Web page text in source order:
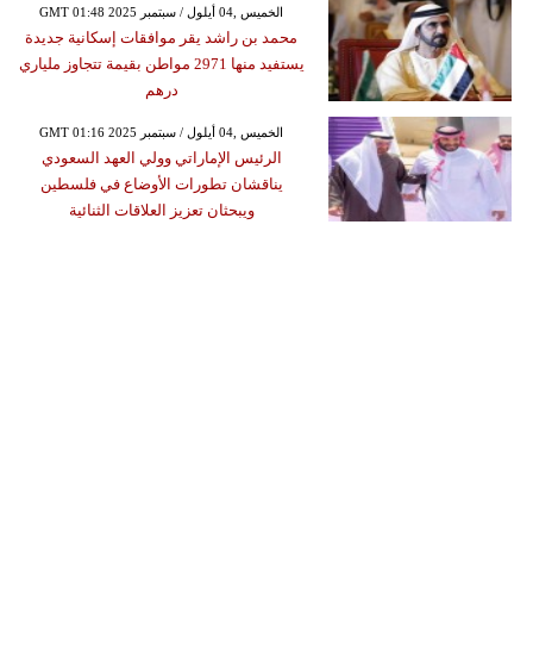
GMT 01:48 2025 الخميس ,04 أيلول / سبتمبر
محمد بن راشد يقر موافقات إسكانية جديدة
يستفيد منها 2971 مواطن بقيمة تتجاوز ملياري
درهم
GMT 01:16 2025 الخميس ,04 أيلول / سبتمبر
الرئيس الإماراتي وولي العهد السعودي
يناقشان تطورات الأوضاع في فلسطين
ويبحثان تعزيز العلاقات الثنائية